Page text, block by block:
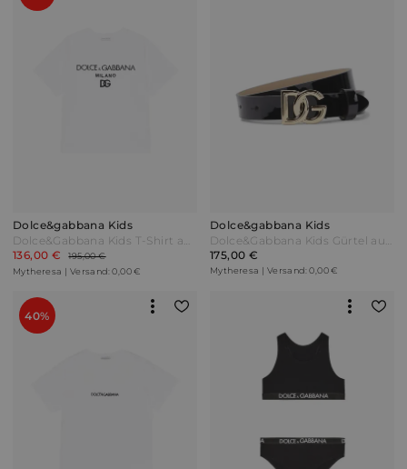
Dolce&gabbana Kids
Dolce&Gabbana Kids T-Shirt aus Baumwolle Weiß
136,00 €
195,00 €
Mytheresa | Versand: 0,00 €
Dolce&gabbana Kids
Dolce&Gabbana Kids Gürtel aus Lackleder Schwarz
175,00 €
Mytheresa | Versand: 0,00 €
40%